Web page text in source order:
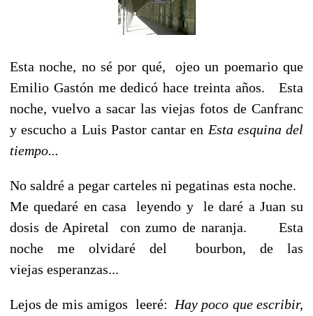
Esta noche, no sé por qué, ojeo un poemario que
Emilio Gastón me dedicó hace treinta años. Esta
noche, vuelvo a sacar las viejas fotos de Canfranc
y escucho a Luis Pastor cantar en Esta esquina del
tiempo...
No saldré a pegar carteles ni pegatinas esta noche.
Me quedaré en casa leyendo y le daré a Juan su
dosis de Apiretal con zumo de naranja. Esta
noche me olvidaré del bourbon, de las
viejas esperanzas...
Lejos de mis amigos leeré: Hay poco que escribir,